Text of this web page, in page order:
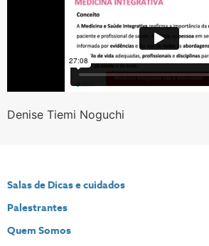
Denise Tiemi Noguchi
Salas de Dicas e cuidados
Palestrantes
Quem Somos